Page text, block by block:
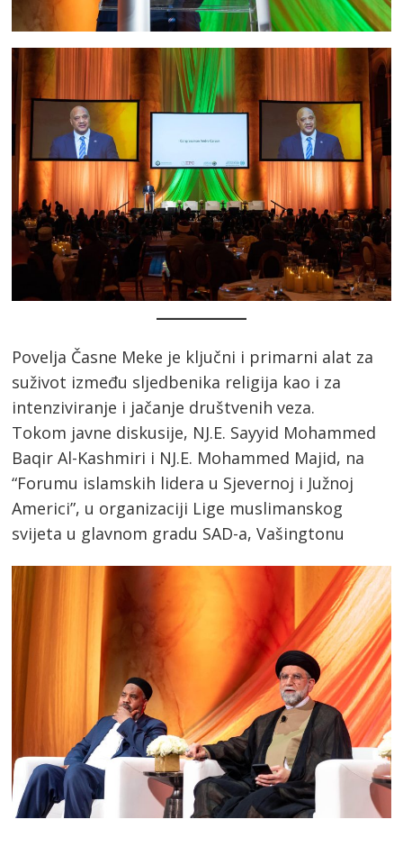
Povelja Časne Meke je ključni i primarni alat za
suživot između sljedbenika religija kao i za
intenziviranje i jačanje društvenih veza.
Tokom javne diskusije, NJ.E. Sayyid Mohammed
Baqir Al-Kashmiri i NJ.E. Mohammed Majid, na
“Forumu islamskih lidera u Sjevernoj i Južnoj
Americi”, u organizaciji Lige muslimanskog
svijeta u glavnom gradu SAD-a, Vašingtonu